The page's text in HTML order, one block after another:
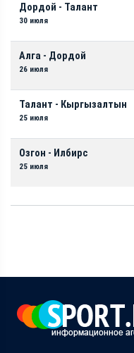
Дордой - Талант
30 июля
Алга - Дордой
26 июля
Талант - Кыргызалтын
25 июля
Озгон - Илбирс
25 июля